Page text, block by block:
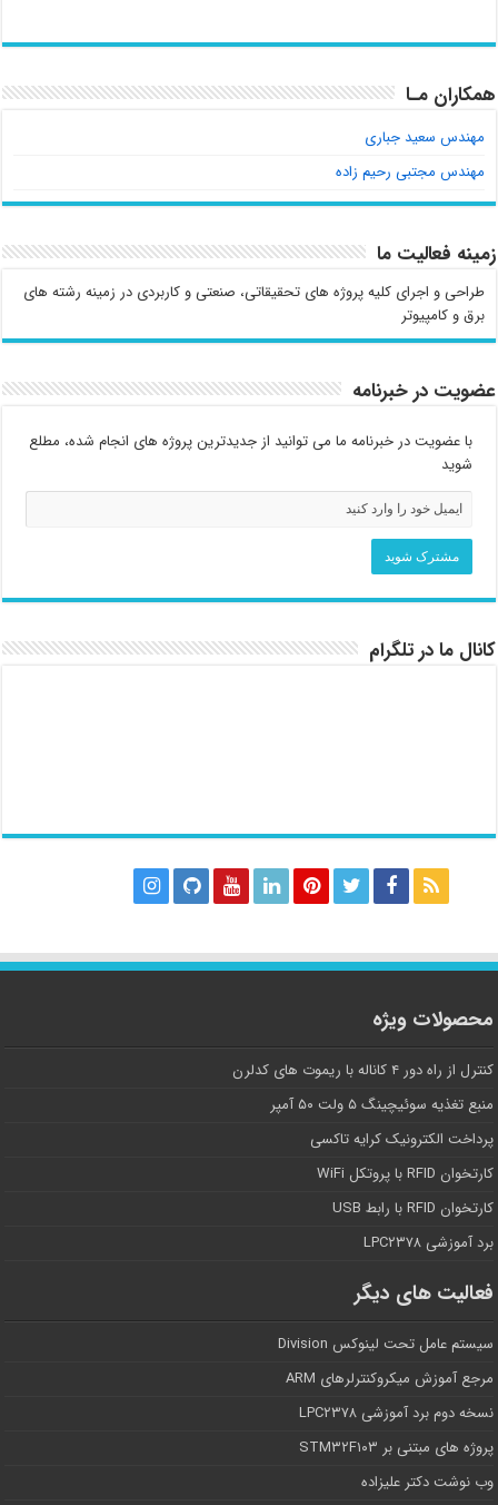
همکاران مـا
مهندس سعید جباری
مهندس مجتبی رحیم زاده
زمینه فعالیت ما
طراحی و اجرای کلیه پروژه های تحقیقاتی، صنعتی و کاربردی در زمینه رشته های
برق و کامپیوتر
عضویت در خبرنامه
با عضویت در خبرنامه ما می توانید از جدیدترین پروژه های انجام شده، مطلع
شوید
کانال ما در تلگرام
محصولات ویژه
کنترل از راه دور ۴ کاناله با ریموت های کدلرن
منبع تغذیه سوئیچینگ ۵ ولت ۵۰ آمپر
پرداخت الکترونیک کرایه تاکسی
کارتخوان RFID با پروتکل WiFi
کارتخوان RFID با رابط USB
برد آموزشی LPC۲۳۷۸
فعالیت های دیگر
سیستم عامل تحت لینوکس Division
مرجع آموزش میکروکنترلرهای ARM
نسخه دوم برد آموزشی LPC۲۳۷۸
پروژه های مبتنی بر STM۳۲F۱۰۳
وب نوشت دکتر علیزاده